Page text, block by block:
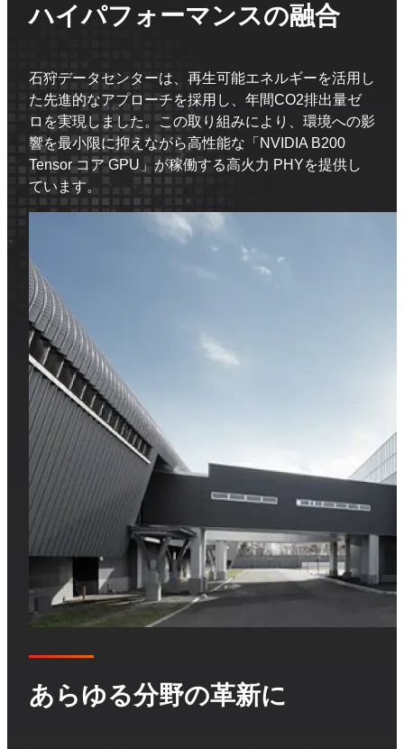
ハイパフォーマンスの融合
石狩データセンターは、再生可能エネルギーを活用し
た先進的なアプローチを採用し、年間CO2排出量ゼ
ロを実現しました。この取り組みにより、環境への影
響を最小限に抑えながら高性能な「NVIDIA B200
Tensor コア GPU」が稼働する高火力 PHYを提供し
ています。
あらゆる分野の革新に